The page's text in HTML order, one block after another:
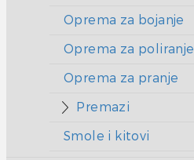
Oprema za bojanje
Oprema za poliranje
Oprema za pranje
Premazi
Smole i kitovi